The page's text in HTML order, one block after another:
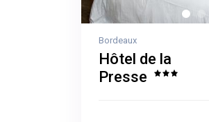
Bordeaux
Hôtel de la
Presse